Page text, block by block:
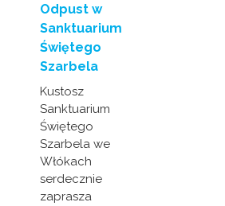
Odpust w
Sanktuarium
Świętego
Szarbela
Kustosz
Sanktuarium
Świętego
Szarbela we
Włókach
serdecznie
zaprasza